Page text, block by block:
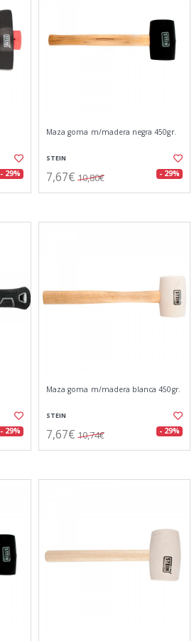
- 29%
Maza goma m/madera negra 450gr.
STEIN
7,67€ 10,80€ - 29%
- 29%
Maza goma m/madera blanca 450gr.
STEIN
7,67€ 10,74€ - 29%